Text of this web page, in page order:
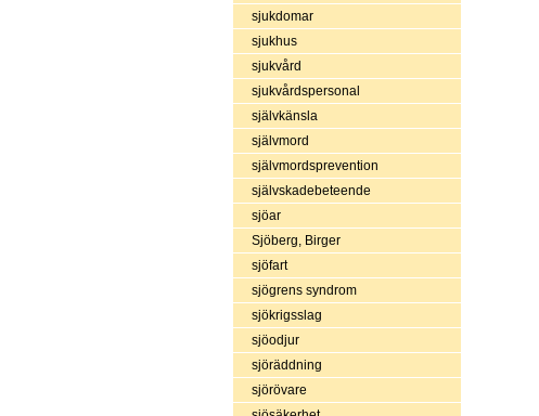
sjukdomar
sjukhus
sjukvård
sjukvårdspersonal
självkänsla
självmord
självmordsprevention
självskadebeteende
sjöar
Sjöberg, Birger
sjöfart
sjögrens syndrom
sjökrigsslag
sjöodjur
sjöräddning
sjörövare